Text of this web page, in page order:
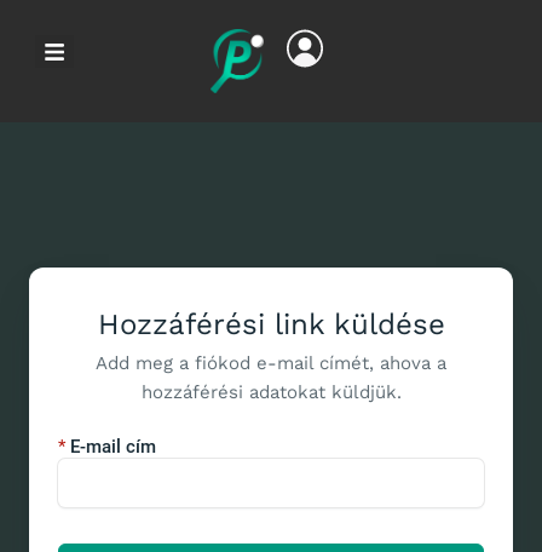
Hozzáférési link küldése
Add meg a fiókod e-mail címét, ahova a
hozzáférési adatokat küldjük.
E-mail cím